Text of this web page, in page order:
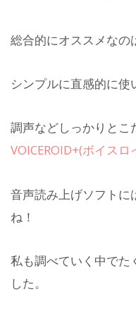
総合的にオススメなの
シンプルに直感的に使
調声などしっかりとこ
VOICEROID+(ボイスロ
音声読み上げソフトに
ね！
私も調べていく中でた
した。